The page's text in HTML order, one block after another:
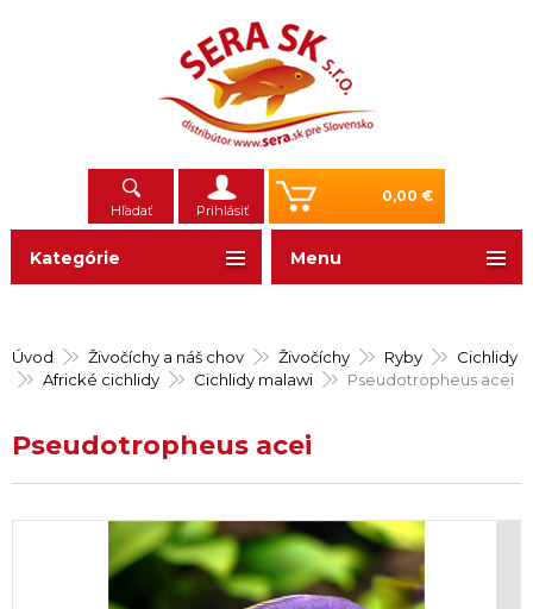
Hľadať Prihlásiť
0,00 €
Úvod Živočíchy a náš chov Živočíchy Ryby
Cichlidy
Africké cichlidy
Cichlidy malawi Pseudotropheus acei
Pseudotropheus acei
Kategórie Menu